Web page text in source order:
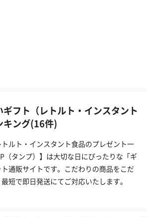
フト（レトルト・インスタント
キング(16件)
ルト・インスタント食品のプレゼント一
（タンプ）】は大切な日にぴったりな「ギ
通販サイトです。こだわりの商品をこだ
短で即日発送にてご対応いたします。